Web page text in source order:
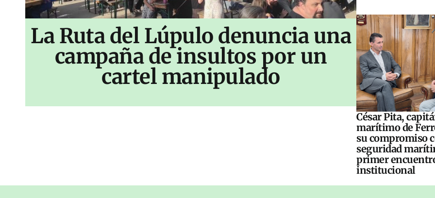
La Ruta del Lúpulo denuncia una
campaña de insultos por un
cartel manipulado
César Pita,
marítimo de
su compromiso
seguridad
primer
institucional